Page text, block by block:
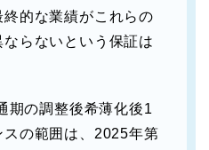
的な業績がこれらの
らないという保証は
期の調整後希薄化後1
の範囲は、2025年第